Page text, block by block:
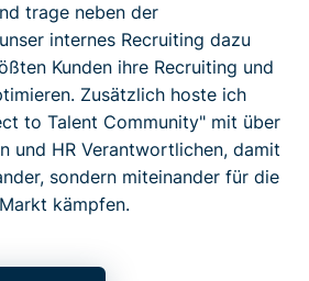
trage neben der
internes Recruiting dazu
Kunden ihre Recruiting und
Zusätzlich hoste ich
to Talent Community" mit über
und HR Verantwortlichen, damit
sondern miteinander für die
kämpfen.